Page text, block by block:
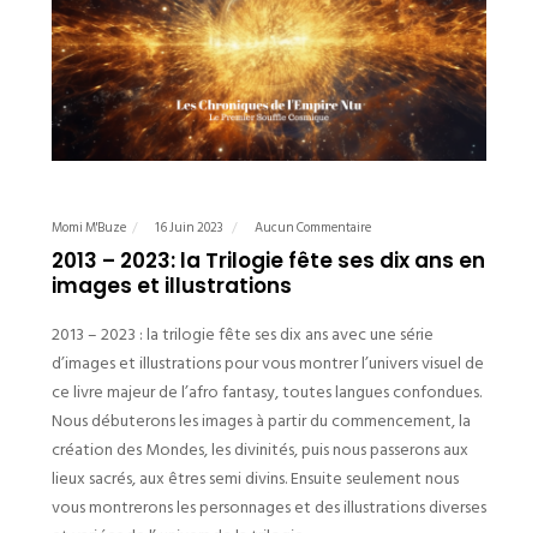
Momi M'Buze 16 Juin 2023 Aucun Commentaire
2013 – 2023: la Trilogie fête ses dix ans en
images et illustrations
2013 – 2023 : la trilogie fête ses dix ans avec une série
d’images et illustrations pour vous montrer l’univers visuel de
ce livre majeur de l’afro fantasy, toutes langues confondues.
Nous débuterons les images à partir du commencement, la
création des Mondes, les divinités, puis nous passerons aux
lieux sacrés, aux êtres semi divins. Ensuite seulement nous
vous montrerons les personnages et des illustrations diverses